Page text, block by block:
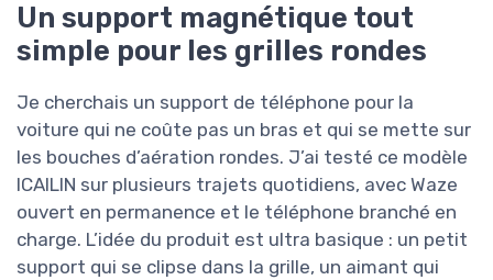
Un support magnétique tout
simple pour les grilles rondes
Je cherchais un support de téléphone pour la
voiture qui ne coûte pas un bras et qui se mette sur
les bouches d’aération rondes. J’ai testé ce modèle
ICAILIN sur plusieurs trajets quotidiens, avec Waze
ouvert en permanence et le téléphone branché en
charge. L’idée du produit est ultra basique : un petit
support qui se clipse dans la grille, un aimant qui